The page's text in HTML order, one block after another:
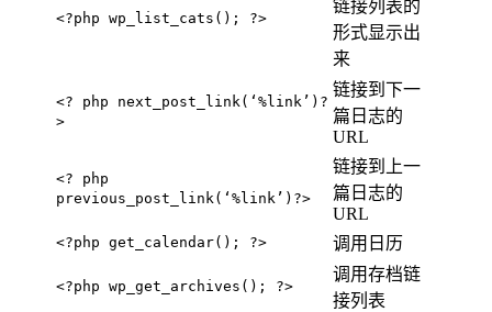
<?php wp_list_cats(); ?>
链接列表的
形式显示出
来
<? php next_post_link(‘%link’)?
>
链接到下一
篇日志的
URL
<? php
previous_post_link(‘%link’)?>
链接到上一
篇日志的
URL
<?php get_calendar(); ?> 调用日历
<?php wp_get_archives(); ?>
调用存档链
接列表